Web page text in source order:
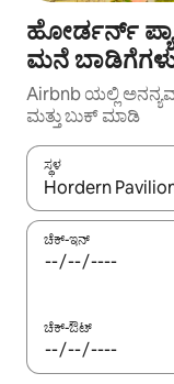
ಹೋರ್ಡರ್ನ್
ಮನೆ
Airbnb ಯಲ್ಲಿ
ಮತ್ತು ಬುಕ್ ಮಾಡಿ
ಸ್ಥಳ
ಫಲಿತಾಂಶಗಳು
ಚೆಕ್-ಇನ್
ಚೆಕ್-ಔಟ್